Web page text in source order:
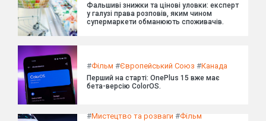
Фальшиві знижки та цінові уловки: експерт
у галузі права розповів, яким чином
супермаркети обманюють споживачів.
#Фільм #Європейський Союз #Канада
Перший на старті: OnePlus 15 вже має
бета-версію ColorOS.
#Мистецтво та розваги #Фільм